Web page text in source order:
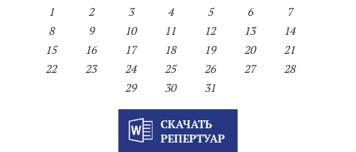
1
2 3 4 5 6
7
8
9 10 11 12 13
14
15
16 17 18 19 20
21
22
23 24 25 26 27
28
29
30 31
СКАЧАТЬ
РЕПЕРТУАР